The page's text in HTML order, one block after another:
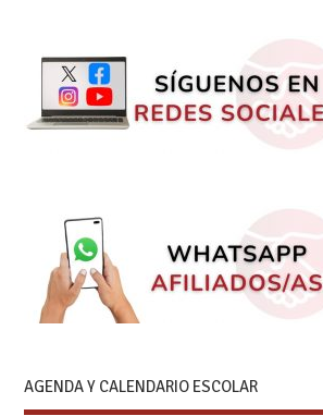
AGENDA Y CALENDARIO ESCOLAR